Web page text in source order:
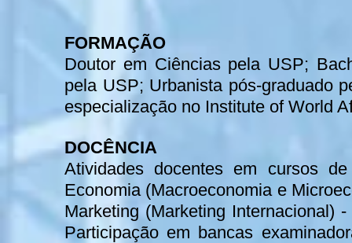
FORMAÇÃO
Doutor em Ciências pela USP;
pela USP; Urbanista pós-graduado
especialização no Institute of World
DOCÊNCIA
Atividades docentes em cursos
Economia (Macroeconomia e
Marketing (Marketing Internacional)
Participação em bancas